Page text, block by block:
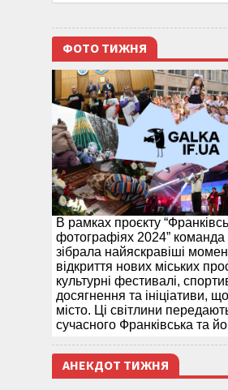
ФОТО ТИЖНЯ
В рамках проєкту
фотографіях 2024” команда
зібрала найяскравіші
відкриття нових міських
культурні фестивалі,
досягнення та ініціативи,
місто. Ці світлини
сучасного Франківська та
АНЕКДОТ ТИЖНЯ